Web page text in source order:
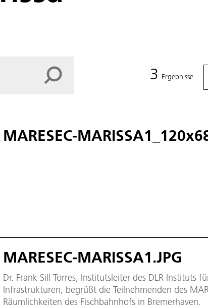
3 Ergebnisse
MARESEC-
MARESEC-MARISSA1.JPG
Dr. Frank Sill Torres, Institutsleiter des DLR Instituts
Infrastrukturen, begrüßt die Teilnehmenden des
Räumlichkeiten des Fischbahnhofs in Bremerhaven.